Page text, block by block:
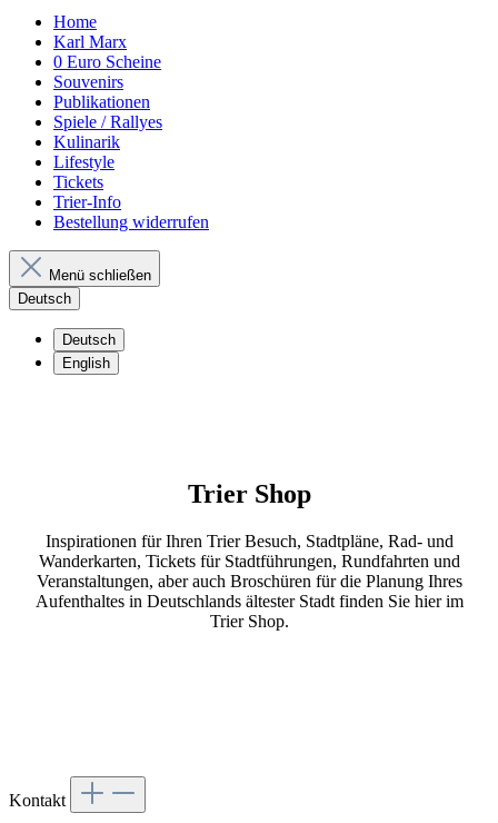
Home
Karl Marx
0 Euro Scheine
Souvenirs
Publikationen
Spiele / Rallyes
Kulinarik
Lifestyle
Tickets
Trier-Info
Bestellung widerrufen
Menü schließen
Deutsch
Deutsch
English
Trier Shop
Inspirationen für Ihren Trier Besuch, Stadtpläne, Rad- und
Wanderkarten, Tickets für Stadtführungen, Rundfahrten und
Veranstaltungen, aber auch Broschüren für die Planung Ihres
Aufenthaltes in Deutschlands ältester Stadt finden Sie hier im
Trier Shop.
Kontakt